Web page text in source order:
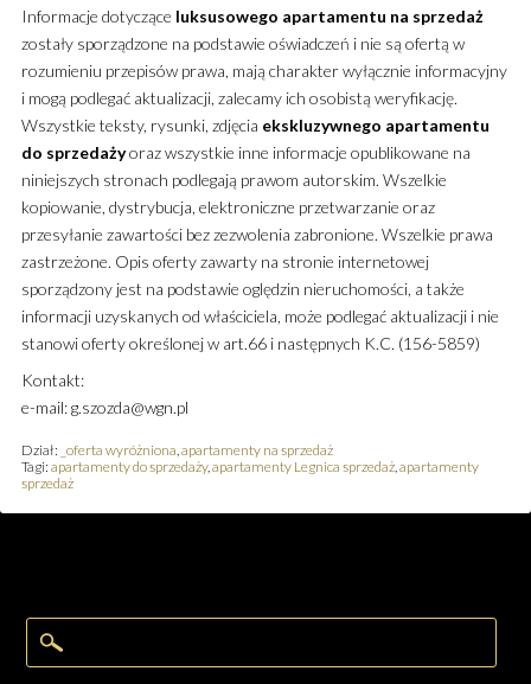
Informacje dotyczące luksusowego apartamentu na sprzedaż
zostały sporządzone na podstawie oświadczeń i nie są ofertą w
rozumieniu przepisów prawa, mają charakter wyłącznie informacyjny
i mogą podlegać aktualizacji, zalecamy ich osobistą weryfikację.
Wszystkie teksty, rysunki, zdjęcia ekskluzywnego apartamentu
do sprzedażyoraz wszystkie inne informacje opublikowane na
niniejszych stronach podlegają prawom autorskim. Wszelkie
kopiowanie, dystrybucja, elektroniczne przetwarzanie oraz
przesyłanie zawartości bez zezwolenia zabronione. Wszelkie prawa
zastrzeżone. Opis oferty zawarty na stronie internetowej
sporządzony jest na podstawie oględzin nieruchomości, a także
informacji uzyskanych od właściciela, może podlegać aktualizacji i nie
stanowi oferty określonej w art.66 i następnych K.C. (156-5859)
Kontakt:
e-mail: g.szozda@wgn.pl
Dział: _oferta wyróżniona apartamenty na sprzedaż
Tagi: apartamenty do sprzedaży, apartamenty Legnica sprzedaż, apartamenty
sprzedaż